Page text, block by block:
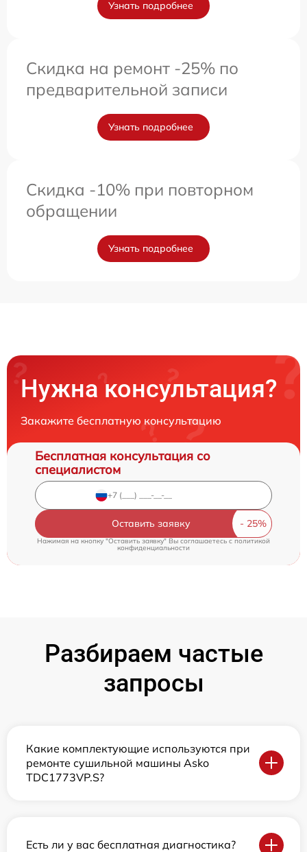
Узнать подробнее
Скидка на ремонт -25% по
предварительной записи
Узнать подробнее
Скидка -10% при повторном
обращении
Узнать подробнее
Нужна консультация?
Закажите бесплатную консультацию
Бесплатная консультация со
специалистом
Оставить заявку
Нажимая на кнопку "Оставить заявку" Вы соглашаетесь cполитикой
конфиденциальности
Разбираем частые
запросы
Какие комплектующие используются при
ремонте сушильной машины Asko
TDC1773VP.S?
Есть ли у вас бесплатная диагностика?